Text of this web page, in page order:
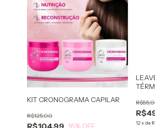
KIT CRONOGRAMA CAPILAR
R$104,99
R$125,00
16% OFF 12xde